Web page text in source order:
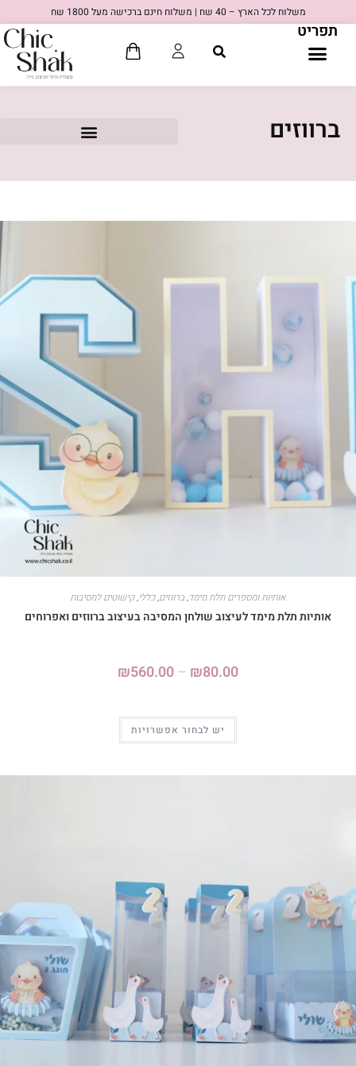
משלוח לכל הארץ – 40 שח | משלוח חינם ברכישה מעל 1800 שח
תפריט
ברווזים
אותיות ומספרים תלת מימד,ברווזים,כללי,קישוטים למסיבות
אותיות תלת מימד לעיצוב שולחן המסיבה בעיצוב ברווזים ואפרוחים
₪80.00
–
₪560.00
יש לבחור אפשרויות